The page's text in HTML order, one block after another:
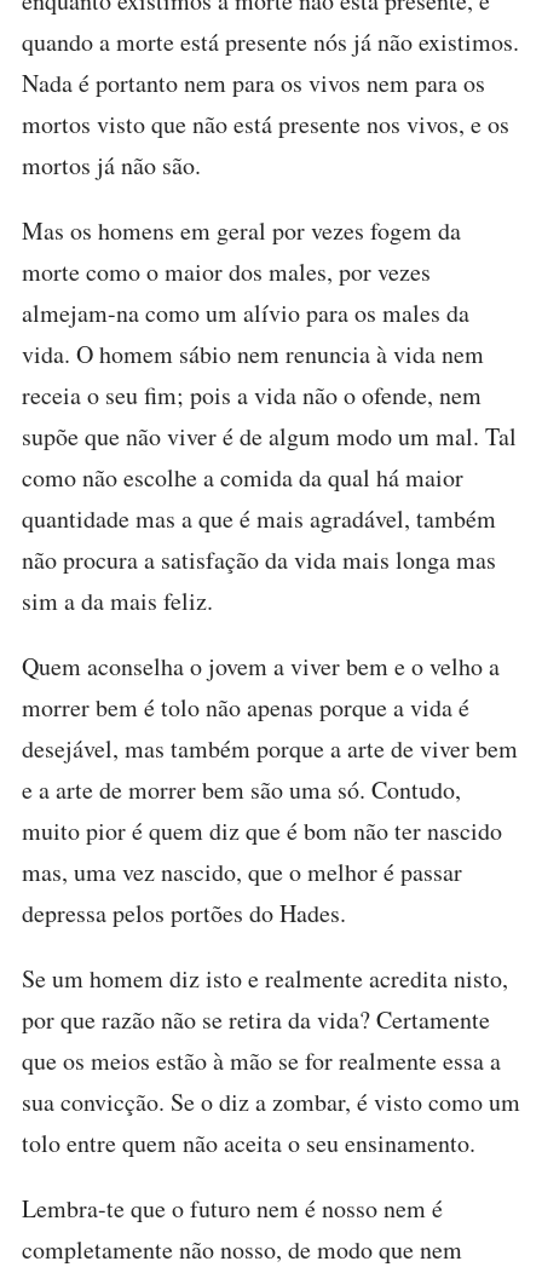
quando a morte está presente nós já não existimos.
Nada é portanto nem para os vivos nem para os
mortos visto que não está presente nos vivos, e os
mortos já não são.
Mas os homens em geral por vezes fogem da
morte como o maior dos males, por vezes
almejam-na como um alívio para os males da
vida. O homem sábio nem renuncia à vida nem
receia o seu fim; pois a vida não o ofende, nem
supõe que não viver é de algum modo um mal. Tal
como não escolhe a comida da qual há maior
quantidade mas a que é mais agradável, também
não procura a satisfação da vida mais longa mas
sim a da mais feliz.
Quem aconselha o jovem a viver bem e o velho a
morrer bem é tolo não apenas porque a vida é
desejável, mas também porque a arte de viver bem
e a arte de morrer bem são uma só. Contudo,
muito pior é quem diz que é bom não ter nascido
mas, uma vez nascido, que o melhor é passar
depressa pelos portões do Hades.
Se um homem diz isto e realmente acredita nisto,
por que razão não se retira da vida? Certamente
que os meios estão à mão se for realmente essa a
sua convicção. Se o diz a zombar, é visto como um
tolo entre quem não aceita o seu ensinamento.
Lembra-te que o futuro nem é nosso nem é
completamente não nosso, de modo que nem